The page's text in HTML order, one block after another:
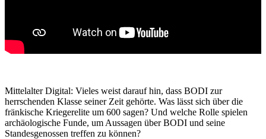
Mittelalter Digital: Vieles weist darauf hin, dass BODI zur
herrschenden Klasse seiner Zeit gehörte. Was lässt sich über die
fränkische Kriegerelite um 600 sagen? Und welche Rolle spielen
archäologische Funde, um Aussagen über BODI und seine
Standesgenossen treffen zu können?